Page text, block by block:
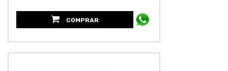
COMPRAR